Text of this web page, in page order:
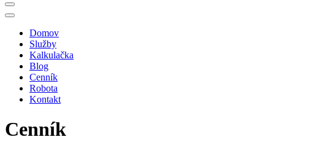
Menu
navigácie
Menu
navigácieDomov
Služby
Kalkulačka
Blog
Cenník
Robota
Kontakt
Cenník